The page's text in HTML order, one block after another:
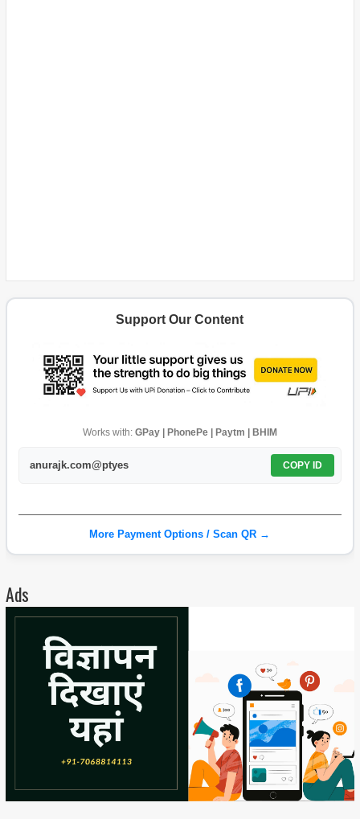
Support Our Content
Works with: GPay | PhonePe | Paytm | BHIM
anurajk.com@ptyes COPY ID
More Payment Options / Scan QR →
Ads